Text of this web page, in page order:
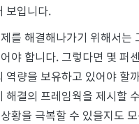
보입니다.
를 해결해나가기 위해서는
야 합니다. 그렇다면 몇 퍼
역량을 보유하고 있어야 할
해결의 프레임웍을 제시할
황을 극복할 수 있을지도